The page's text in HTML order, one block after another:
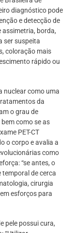
diagnóstico pode
e detecção de
assimetria, borda,
ser suspeita
coloração mais
rápido ou
nuclear como uma
da
o grau de
como se as
PET-CT
o corpo e avalia a
como
“se antes, o
de cerca
cirurgia
esforços para
pele possui cura,